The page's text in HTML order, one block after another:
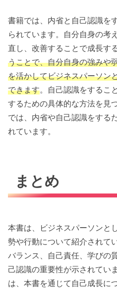
書籍では、内省と自己認識を
られています。自分自身の考
直し、改善することで成長す
うことで、自分自身の強みや
を活かしてビジネスパーソン
できます。自己認識をするこ
するための具体的な方法を見
では、内省や自己認識をする
れています。
まとめ
本書は、ビジネスパーソンと
勢や行動について紹介されて
バランス、自己責任、学びの
己認識の重要性が示されてい
は、本書を通じて自己成長に